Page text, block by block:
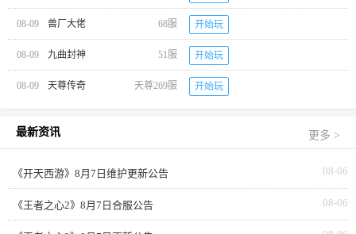
08-09 兽厂大佬 68服 开始玩
08-09 九曲封神 51服 开始玩
08-09 天尊传奇 天尊269服 开始玩
最新资讯 更多 >
08-06
《开天西游》8月7日维护更新公告
08-06
《王者之心2》8月7日合服公告